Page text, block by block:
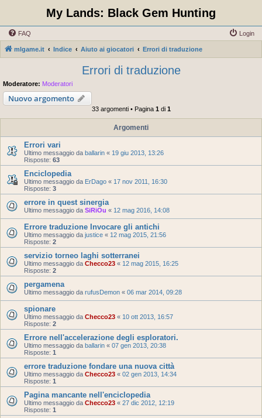
My Lands: Black Gem Hunting
FAQ Login
mlgame.it Indice Aiuto ai giocatori Errori di traduzione
Errori di traduzione
Moderatore: Moderatori
Nuovo argomento
33 argomenti • Pagina 1di 1
Argomenti
Errori vari
Ultimo messaggio da ballarin « 19 giu 2013, 13:26
Risposte: 63
Enciclopedia
Ultimo messaggio da ErDago « 17 nov 2011, 16:30
Risposte: 3
errore in quest sinergia
Ultimo messaggio da SiRiOu « 12 mag 2016, 14:08
Errore traduzione Invocare gli antichi
Ultimo messaggio da justice « 12 mag 2015, 21:56
Risposte: 2
servizio torneo laghi sotterranei
Ultimo messaggio da Checco23 « 12 mag 2015, 16:25
Risposte: 2
pergamena
Ultimo messaggio da rufusDemon « 06 mar 2014, 09:28
spionare
Ultimo messaggio da Checco23 « 10 ott 2013, 16:57
Risposte: 2
Errore nell'accelerazione degli esploratori.
Ultimo messaggio da ballarin « 07 gen 2013, 20:38
Risposte: 1
errore traduzione fondare una nuova città
Ultimo messaggio da Checco23 « 02 gen 2013, 14:34
Risposte: 1
Pagina mancante nell'enciclopedia
Ultimo messaggio da Checco23 « 27 dic 2012, 12:19
Risposte: 1